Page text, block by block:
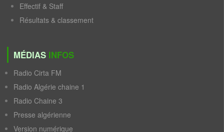
Effectif & Staff
Résultats & classement
MÉDIAS INFOS
Radio Cirta FM
Radio Algérie chaine 1
Radio Chaine 3
Presse algérienne
Version numérique